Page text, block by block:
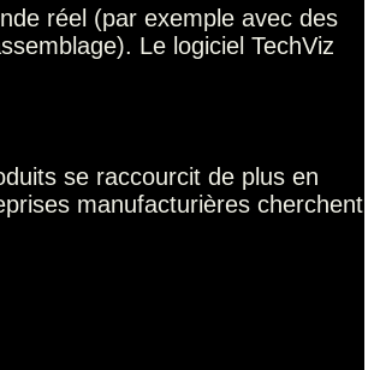
réel (par exemple avec des
Le logiciel TechViz
se raccourcit de plus en
manufacturières cherchent